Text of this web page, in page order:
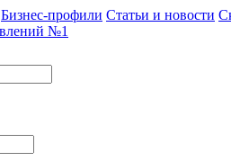
Бизнес-профили Статьи и новости